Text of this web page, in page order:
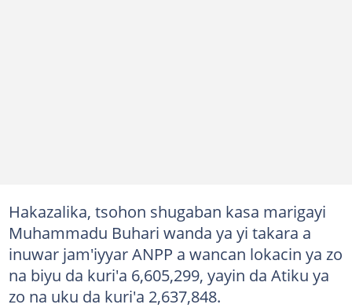
Hakazalika, tsohon shugaban kasa marigayi
Muhammadu Buhari wanda ya yi takara a
inuwar jam'iyyar ANPP a wancan lokacin ya zo
na biyu da kuri'a 6,605,299, yayin da Atiku ya
zo na uku da kuri'a 2,637,848.